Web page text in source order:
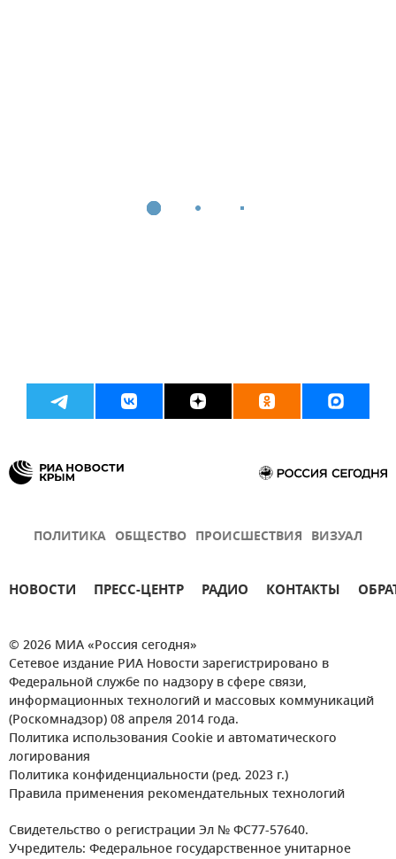
ПОЛИТИКА ОБЩЕСТВО ПРОИСШЕСТВИЯ ВИЗУАЛ
НОВОСТИ ПРЕСС-ЦЕНТР РАДИО КОНТАКТЫ
© 2026 МИА «Россия сегодня»
Сетевое издание РИА Новости зарегистрировано в
Федеральной службе по надзору в сфере связи,
информационных технологий и массовых коммуникаций
(Роскомнадзор) 08 апреля 2014 года.
Политика использования Cookie и автоматического
логирования
Политика конфиденциальности (ред. 2023 г.)
Правила применения рекомендательных технологий
Свидетельство о регистрации Эл № ФС77-57640.
Учредитель: Федеральное государственное унитарное